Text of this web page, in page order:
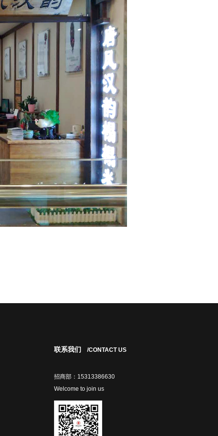
联系我们 /CONTACT US
招商部：15313386630
Welcome to join us